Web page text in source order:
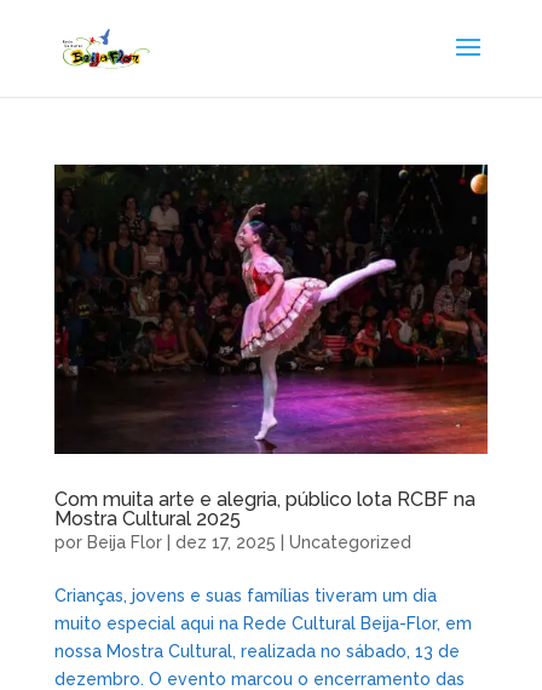
Com muita arte e alegria, público lota RCBF na
Mostra Cultural 2025
por Beija Flor| dez 17, 2025 Uncategorized
Crianças, jovens e suas famílias tiveram um dia
muito especial aqui na Rede Cultural Beija-Flor, em
nossa Mostra Cultural, realizada no sábado, 13 de
dezembro. O evento marcou o encerramento das